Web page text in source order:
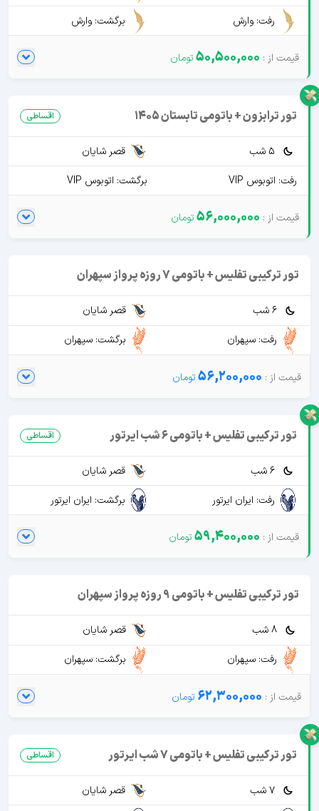
رفت: وارش
برگشت: وارش
50,500,000
تور ترابزون + باتومی تابستان 1405 اقساطی
5 شب
قصر شایان
رفت: اتوبوس VIP
برگشت: اتوبوس VIP
56,000,000
تور ترکیبی تفلیس + باتومی 7 روزه پرواز سپهران
6 شب
قصر شایان
رفت: سپهران
برگشت: سپهران
56,200,000
تور ترکیبی تفلیس + باتومی 6 شب ایرتور اقساطی
6 شب
قصر شایان
رفت: ایران ایرتور
برگشت: ایران ایرتور
59,400,000
تور ترکیبی تفلیس + باتومی 9 روزه پرواز سپهران
8 شب
قصر شایان
رفت: سپهران
برگشت: سپهران
62,300,000
تور ترکیبی تفلیس + باتومی 7 شب ایرتور اقساطی
7 شب قصر شایان